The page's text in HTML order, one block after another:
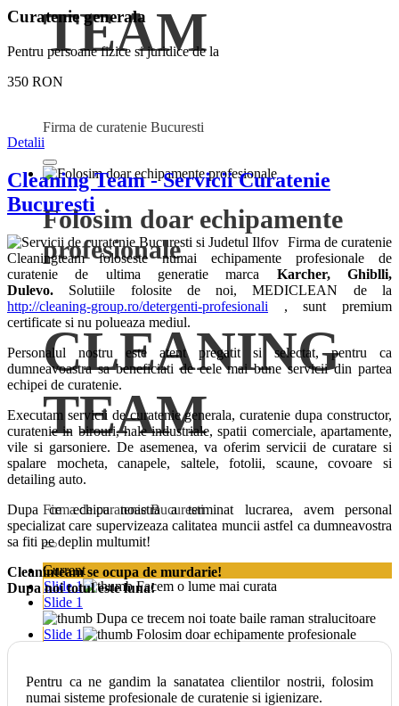
TEAM
Firma de curatenie Bucuresti
Folosim doar echipamente
profesionale
CLEANING
TEAM
Firma de curatenie Bucuresti
Current
Slide 1
Slide 1
Slide 1
Curatenie generala
Pentru persoane fizice si juridice de la
350 RON
Detalii
Cleaning Team - Servicii Curatenie
Bucuresti
Firma de curatenie
Cleaningteam foloseste numai echipamente profesionale de
curatenie de ultima generatie marca Karcher, Ghiblli,
Dulevo. Solutiile folosite de noi, MEDICLEAN de la
http://cleaning-group.ro/detergenti-profesionali , sunt premium
certificate si nu polueaza mediul.
Personalul nostru este atent pregatit si selectat, pentru ca
dumneavoastra sa beneficiati de cele mai bune servicii din partea
echipei de curatenie.
Executam servicii de curatenie generala, curatenie dupa constructor,
curatenie in birouri, hale industriale, spatii comerciale, apartamente,
vile si garsoniere. De asemenea, va oferim servicii de curatare si
spalare mocheta, canapele, saltele, fotolii, scaune, covoare si
detailing auto.
Dupa ce echipa noastra a terminat lucrarea, avem personal
specializat care supervizeaza calitatea muncii astfel ca dumneavostra
sa fiti pe deplin multumit!
Cleaninteam se ocupa de murdarie!
Dupa noi totul este luna!
Pentru ca ne gandim la sanatatea clientilor nostrii, folosim
numai sisteme profesionale de curatenie si igienizare.